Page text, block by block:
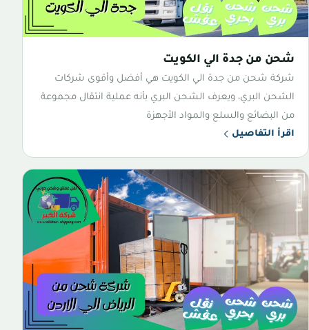
شحن من جدة الي الكويت
شركة شحن من جدة الي الكويت هي أفضل وأقوى شركات
الشحن البري، ويعرف الشحن البري بأنه عملية انتقال مجموعة
من البضائع والسلع والمواد الأجهزة
اقرأ التفاصيل